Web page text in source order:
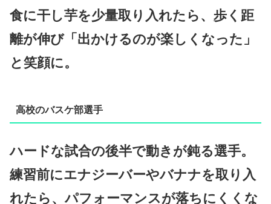
食に干し芋を少量取り入れたら、歩く距
離が伸び「出かけるのが楽しくなった」
と笑顔に。
高校のバスケ部選手
ハードな試合の後半で動きが鈍る選手。
練習前にエナジーバーやバナナを取り入
れたら、パフォーマンスが落ちにくくな